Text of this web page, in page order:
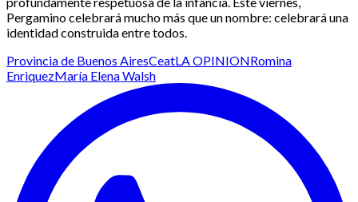
Pergamino celebrará mucho más que un nombre: celebrará una
identidad construida entre todos.
Provincia de Buenos AiresCeatLA OPINIONRomina
EnriquezMaría Elena Walsh